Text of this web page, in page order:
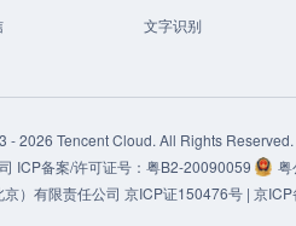
文字识别
-2026 Tencent Cloud. All Rights
ICP备案/许可证号： 粤B2-20090059
）有限责任公司 京ICP证150476号 | 京